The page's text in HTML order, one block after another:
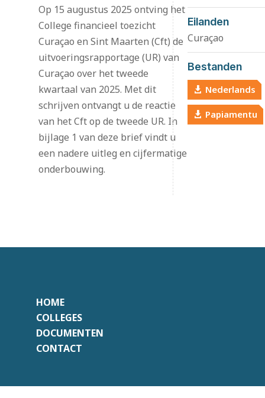
Op 15 augustus 2025 ontving het
College financieel toezicht
Curaçao en Sint Maarten (Cft) de
uitvoeringsrapportage (UR) van
Curaçao over het tweede
kwartaal van 2025. Met dit
schrijven ontvangt u de reactie
van het Cft op de tweede UR. In
bijlage 1 van deze brief vindt u
een nadere uitleg en cijfermatige
onderbouwing.
Eilanden
Curaçao
Bestanden
Nederlands
Papiamentu
HOME
COLLEGES
DOCUMENTEN
CONTACT